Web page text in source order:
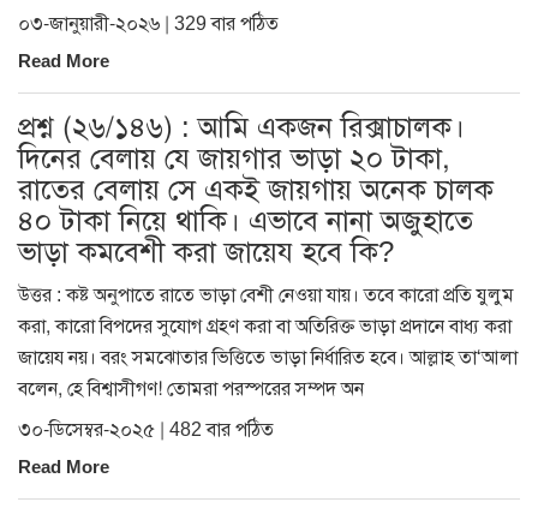
০৩-জানুয়ারী-২০২৬ | 329 বার পঠিত
Read More
প্রশ্ন (২৬/১৪৬) : আমি একজন রিক্সাচালক।
দিনের বেলায় যে জায়গার ভাড়া ২০ টাকা,
রাতের বেলায় সে একই জায়গায় অনেক চালক
৪০ টাকা নিয়ে থাকি। এভাবে নানা অজুহাতে
ভাড়া কমবেশী করা জায়েয হবে কি?
উত্তর : কষ্ট অনুপাতে রাতে ভাড়া বেশী নেওয়া যায়। তবে কারো প্রতি যুলুম
করা, কারো বিপদের সুযোগ গ্রহণ করা বা অতিরিক্ত ভাড়া প্রদানে বাধ্য করা
জায়েয নয়। বরং সমঝোতার ভিত্তিতে ভাড়া নির্ধারিত হবে। আল্লাহ তা‘আলা
বলেন, হে বিশ্বাসীগণ! তোমরা পরস্পরের সম্পদ অন
৩০-ডিসেম্বর-২০২৫ | 482 বার পঠিত
Read More